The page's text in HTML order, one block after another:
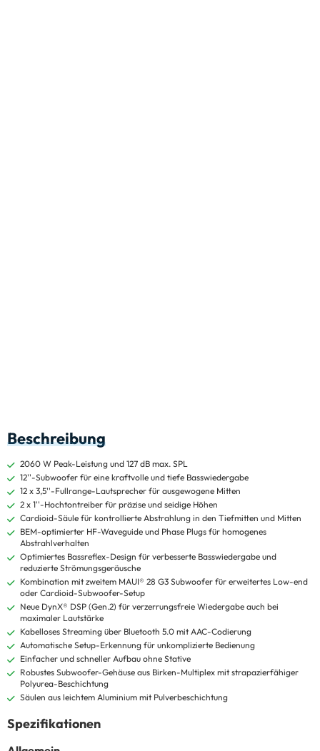
Beschreibung
2060 W Peak-Leistung und 127 dB max. SPL
12''-Subwoofer für eine kraftvolle und tiefe Basswiedergabe
12 x 3,5''-Fullrange-Lautsprecher für ausgewogene Mitten
2 x 1''-Hochtontreiber für präzise und seidige Höhen
Cardioid-Säule für kontrollierte Abstrahlung in den Tiefmitten und Mitten
BEM-optimierter HF-Waveguide und Phase Plugs für homogenes
Abstrahlverhalten
Optimiertes Bassreflex-Design für verbesserte Basswiedergabe und
reduzierte Strömungsgeräusche
Kombination mit zweitem MAUI® 28 G3 Subwoofer für erweitertes Low-end
oder Cardioid-Subwoofer-Setup
Neue DynX® DSP (Gen.2) für verzerrungsfreie Wiedergabe auch bei
maximaler Lautstärke
Kabelloses Streaming über Bluetooth 5.0 mit AAC-Codierung
Automatische Setup-Erkennung für unkomplizierte Bedienung
Einfacher und schneller Aufbau ohne Stative
Robustes Subwoofer-Gehäuse aus Birken-Multiplex mit strapazierfähiger
Polyurea-Beschichtung
Säulen aus leichtem Aluminium mit Pulverbeschichtung
Spezifikationen